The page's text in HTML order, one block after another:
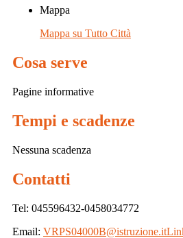
Mappa
Mappa su Tutto Città
Cosa serve
Pagine informative
Tempi e scadenze
Nessuna scadenza
Contatti
Tel: 045596432-0458034772
Email: VRPS04000B@istruzione.it